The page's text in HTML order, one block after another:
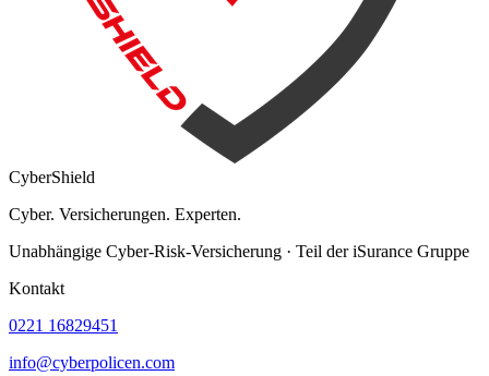
CyberShield
Cyber. Versicherungen. Experten.
Unabhängige Cyber-Risk-Versicherung · Teil der iSurance Gruppe
Kontakt
0221 16829451
info@cyberpolicen.com